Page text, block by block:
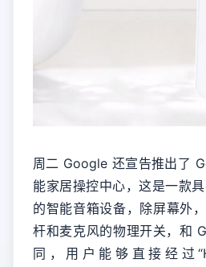
周二 Google 还宣告推出了
能家居操控中心，这是一款
的智能音箱设备，除屏幕外
杆和麦克风的物理开关，和
同，用户能够直接经过